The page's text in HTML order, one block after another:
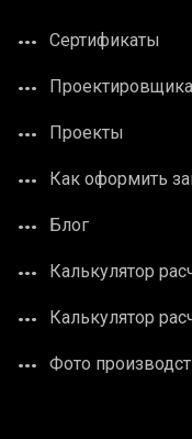
Сертификаты
Проекты
Как оформить
Блог
Калькулятор
Калькулятор
Фото